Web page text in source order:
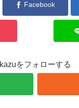
Facebook
kazuをフォローする